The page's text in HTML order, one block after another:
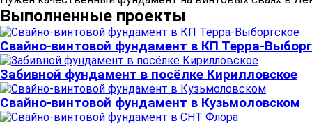
Выполненные проекты
Свайно-винтовой фундамент в КП Терра-
Забивной фундамент в посёлке Кирилловское
Свайно-винтовой фундамент в Кузьмоловском